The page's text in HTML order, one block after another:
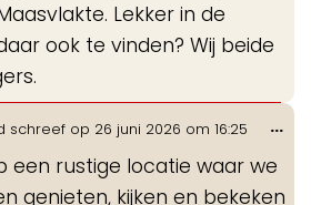
Lekker in de
ook te vinden? Wij beide
schreef op 26 juni 2026 om 16:25
een rustige locatie waar we
genieten, kijken en bekeken
...